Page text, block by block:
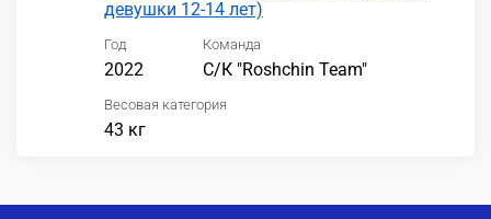
девушки 12-14 лет)
Год
2022
Команда
С/К "Roshchin Team"
Весовая категория
43 кг